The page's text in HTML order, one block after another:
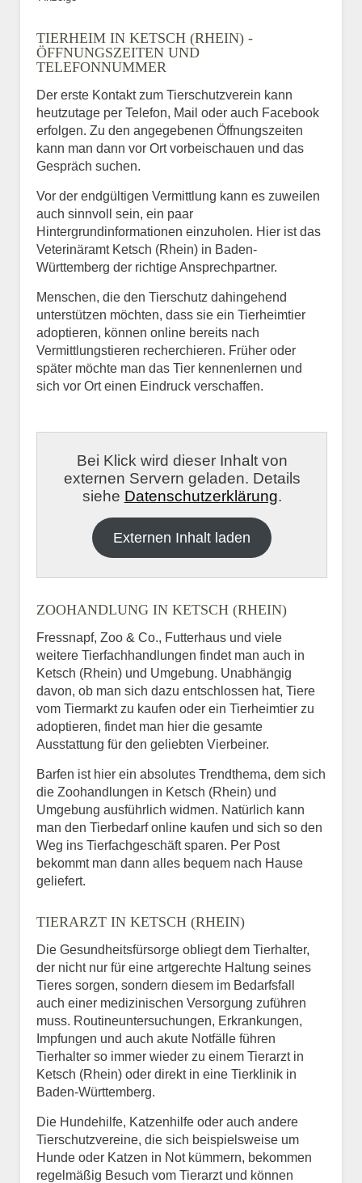
TIERHEIM IN KETSCH (RHEIN) -
ÖFFNUNGSZEITEN UND
TELEFONNUMMER
Der erste Kontakt zum Tierschutzverein kann
heutzutage per Telefon, Mail oder auch Facebook
erfolgen. Zu den angegebenen Öffnungszeiten
kann man dann vor Ort vorbeischauen und das
Gespräch suchen.
Vor der endgültigen Vermittlung kann es zuweilen
auch sinnvoll sein, ein paar
Hintergrundinformationen einzuholen. Hier ist das
Veterinäramt Ketsch (Rhein) in Baden-
Württemberg der richtige Ansprechpartner.
Menschen, die den Tierschutz dahingehend
unterstützen möchten, dass sie ein Tierheimtier
adoptieren, können online bereits nach
Vermittlungstieren recherchieren. Früher oder
später möchte man das Tier kennenlernen und
sich vor Ort einen Eindruck verschaffen.
Bei Klick wird dieser Inhalt von
externen Servern geladen. Details
siehe Datenschutzerklärung.
Externen Inhalt laden
ZOOHANDLUNG IN KETSCH (RHEIN)
Fressnapf, Zoo & Co., Futterhaus und viele
weitere Tierfachhandlungen findet man auch in
Ketsch (Rhein) und Umgebung. Unabhängig
davon, ob man sich dazu entschlossen hat, Tiere
vom Tiermarkt zu kaufen oder ein Tierheimtier zu
adoptieren, findet man hier die gesamte
Ausstattung für den geliebten Vierbeiner.
Barfen ist hier ein absolutes Trendthema, dem sich
die Zoohandlungen in Ketsch (Rhein) und
Umgebung ausführlich widmen. Natürlich kann
man den Tierbedarf online kaufen und sich so den
Weg ins Tierfachgeschäft sparen. Per Post
bekommt man dann alles bequem nach Hause
geliefert.
TIERARZT IN KETSCH (RHEIN)
Die Gesundheitsfürsorge obliegt dem Tierhalter,
der nicht nur für eine artgerechte Haltung seines
Tieres sorgen, sondern diesem im Bedarfsfall
auch einer medizinischen Versorgung zuführen
muss. Routineuntersuchungen, Erkrankungen,
Impfungen und auch akute Notfälle führen
Tierhalter so immer wieder zu einem Tierarzt in
Ketsch (Rhein) oder direkt in eine Tierklinik in
Baden-Württemberg.
Die Hundehilfe, Katzenhilfe oder auch andere
Tierschutzvereine, die sich beispielsweise um
Hunde oder Katzen in Not kümmern, bekommen
regelmäßig Besuch vom Tierarzt und können